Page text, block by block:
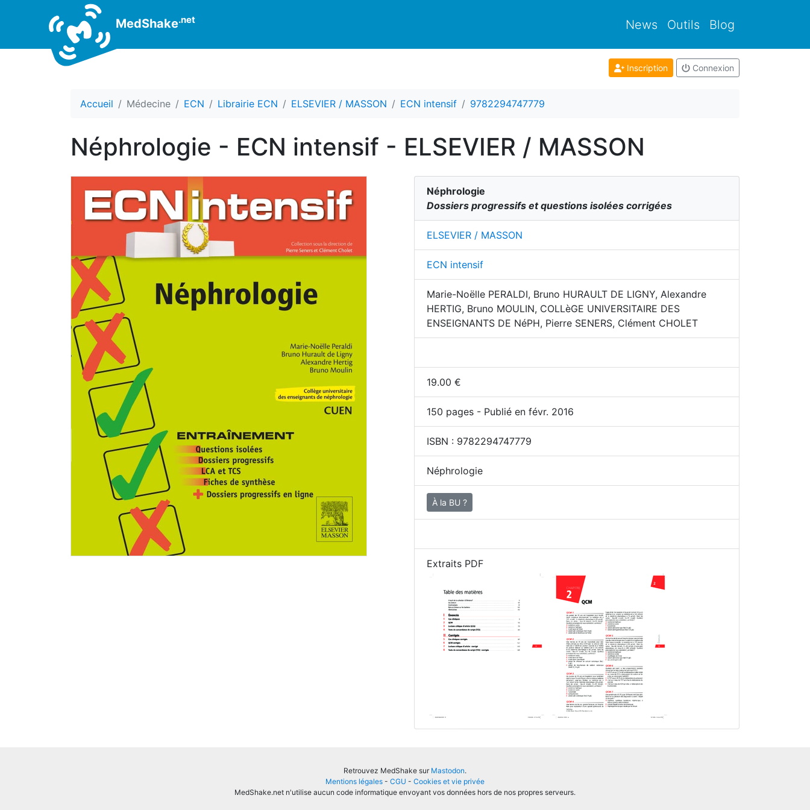
MedShake.net News Outils Blog
Inscription Connexion
Accueil Médecine ECN Librairie ECN ELSEVIER / MASSON ECN intensif 9782294747779
Néphrologie - ECN intensif - ELSEVIER / MASSON
Néphrologie
Dossiers progressifs et questions isolées corrigées
ELSEVIER / MASSON
ECN intensif
Marie-Noëlle PERALDI, Bruno HURAULT DE LIGNY, Alexandre
HERTIG, Bruno MOULIN, COLLèGE UNIVERSITAIRE DES
ENSEIGNANTS DE NéPH, Pierre SENERS, Clément CHOLET
19.00 €
150 pages - Publié en févr. 2016
ISBN : 9782294747779
Néphrologie
À la BU ?
Extraits PDF
Retrouvez MedShake sur Mastodon.
Mentions légales - CGU - Cookies et vie privée
MedShake.net n'utilise aucun code informatique envoyant vos données hors de nos propres serveurs.